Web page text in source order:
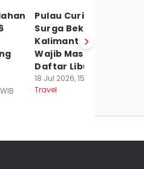
Pulau Curiak,
Surga Bekantan di
Kalimantan yang
Wajib Masuk
Daftar Liburan
18 Jul 2026, 15:00 WIB
Travel